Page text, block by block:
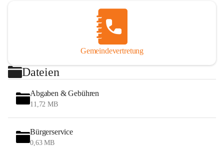
Gemeindevertretung
Dateien
Abgaben & Gebühren
11,72 MB
Bürgerservice
0,63 MB